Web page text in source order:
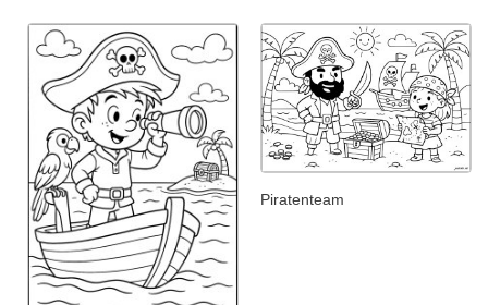
Piratenteam